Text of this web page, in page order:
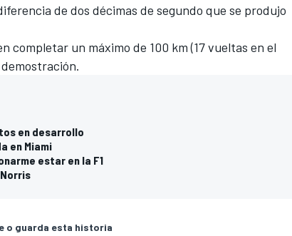
de dos décimas de segundo que se produjo
completar un máximo de 100 km (17 vueltas en el
en desarrollo
en Miami
estar en la F1
o guarda esta historia